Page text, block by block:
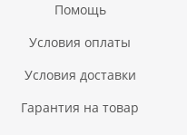
Помощь
Условия оплаты
Условия доставки
Гарантия на товар